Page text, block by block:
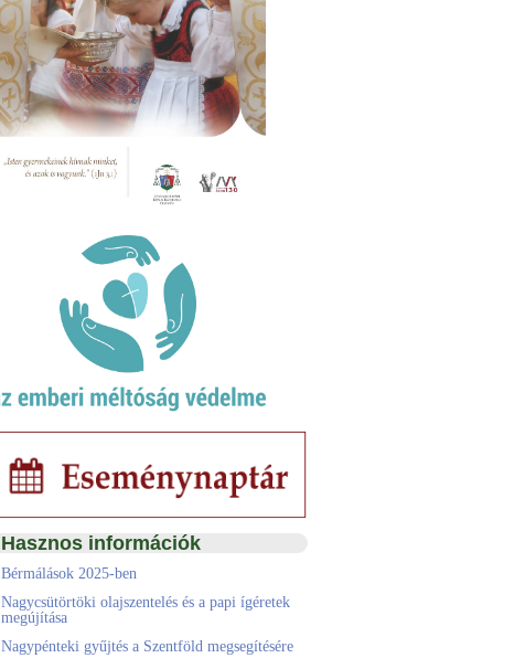
Hasznos információk
Bérmálások 2025-ben
Nagycsütörtöki olajszentelés és a papi ígéretek
megújítása
Nagypénteki gyűjtés a Szentföld megsegítésére